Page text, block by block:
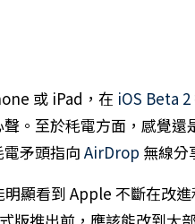
或 iPad，在 iOS Beta 2
。至於秏電方面，感覺還
矛頭指向AirDrop 無線分
顯看到 Apple 不斷在改